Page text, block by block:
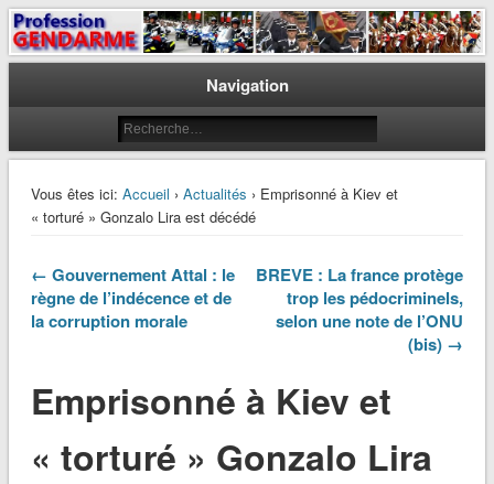
Profession Gendarme
Le journal des gendarmes
Navigation
Vous êtes ici: Accueil › Actualités › Emprisonné à Kiev et
« torturé » Gonzalo Lira est décédé
← Gouvernement Attal : le
règne de l’indécence et de
la corruption morale
BREVE : La france protège
trop les pédocriminels,
selon une note de l’ONU
(bis) →
Emprisonné à Kiev et
« torturé » Gonzalo Lira